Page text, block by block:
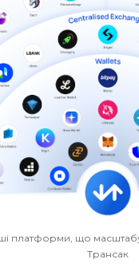
платформи, що
Трансак